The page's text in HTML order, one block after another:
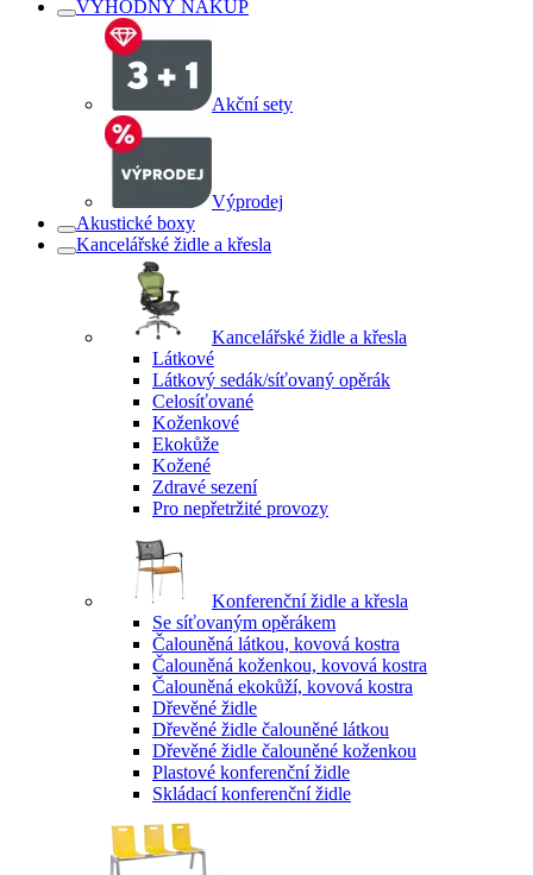
VÝHODNÝ NÁKUP
Akční sety
Výprodej
Akustické boxy
Kancelářské židle a křesla
Kancelářské židle a křesla
Látkové
Látkový sedák/síťovaný opěrák
Celosíťované
Koženkové
Ekokůže
Kožené
Zdravé sezení
Pro nepřetržité provozy
Konferenční židle a křesla
Se síťovaným opěrákem
Čalouněná látkou, kovová kostra
Čalouněná koženkou, kovová kostra
Čalouněná ekokůží, kovová kostra
Dřevěné židle
Dřevěné židle čalouněné látkou
Dřevěné židle čalouněné koženkou
Plastové konferenční židle
Skládací konferenční židle